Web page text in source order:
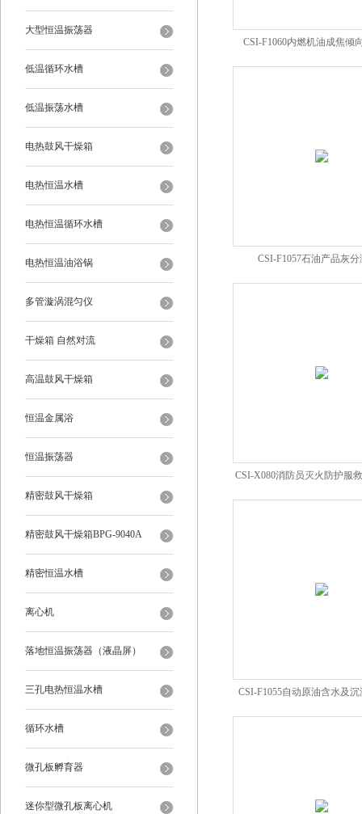
大型恒温振荡器
低温循环水槽
低温振荡水槽
电热鼓风干燥箱
电热恒温水槽
电热恒温循环水槽
电热恒温油浴锅
多管漩涡混匀仪
干燥箱 自然对流
高温鼓风干燥箱
恒温金属浴
恒温振荡器
精密鼓风干燥箱
精密鼓风干燥箱BPG-9040A
精密恒温水槽
离心机
落地恒温振荡器（液晶屏）
三孔电热恒温水槽
循环水槽
微孔板孵育器
迷你型微孔板离心机
CSI-F1060内燃机油成焦倾
CSI-F1057石油产品灰
CSI-X080消防员灭火防护服
测试系统仪
CSI-F1055自动原油含水及